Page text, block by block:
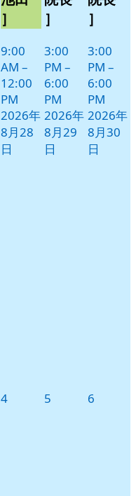
］
9:00
AM –
12:00
PM
2026年
8月28
日
］
3:00
PM –
6:00
PM
2026年
8月29
日
］
3:00
PM –
6:00
PM
2026年
8月30
日
42026
5 6